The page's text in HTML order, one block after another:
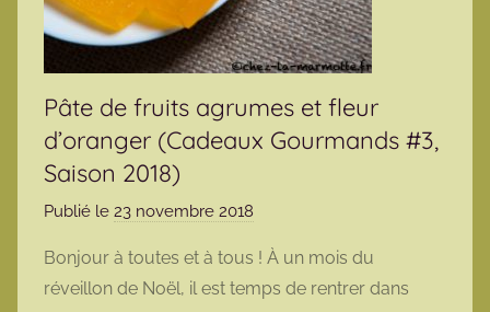
Pâte de fruits agrumes et fleur
d’oranger (Cadeaux Gourmands #3,
Saison 2018)
Publié le 23 novembre 2018
m
Bonjour à toutes et à tous ! À un mois du
réveillon de Noël, il est temps de rentrer dans